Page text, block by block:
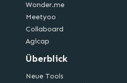
Wonder.me
Meetyoo
Collaboard
Agicap
Überblick
Neue Tools